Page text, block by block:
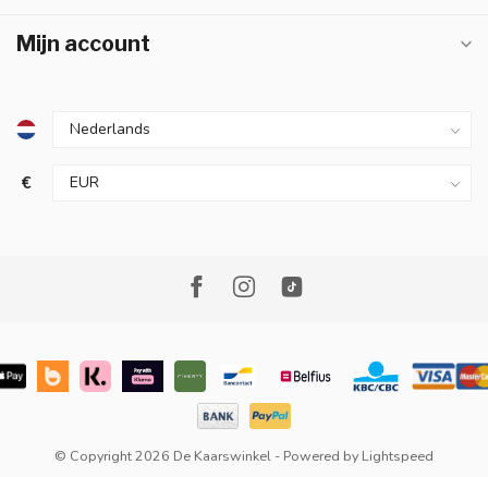
Mijn account
€
© Copyright 2026 De Kaarswinkel - Powered by Lightspeed